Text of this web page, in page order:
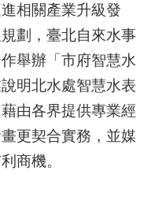
相關產業升級發
劃，臺北自來水事
舉辦「市府智慧水
明北水處智慧水表
由各界提供專業經
更契合實務，並媒
商機。